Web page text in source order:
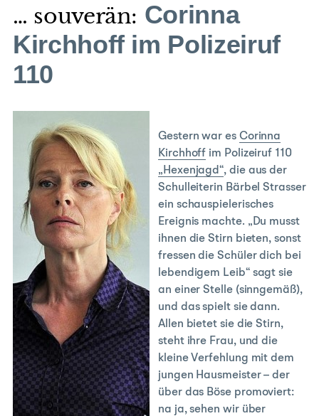
… souverän: Corinna
Kirchhoff im Polizeiruf
110
Gestern war es Corinna
Kirchhoff im Polizeiruf 110
„Hexenjagd“, die aus der
Schulleiterin Bärbel Strasser
ein schauspielerisches
Ereignis machte. „Du musst
ihnen die Stirn bieten, sonst
fressen die Schüler dich bei
lebendigem Leib“ sagt sie
an einer Stelle (sinngemäß),
und das spielt sie dann.
Allen bietet sie die Stirn,
steht ihre Frau, und die
kleine Verfehlung mit dem
jungen Hausmeister – der
über das Böse promoviert:
na ja, sehen wir über